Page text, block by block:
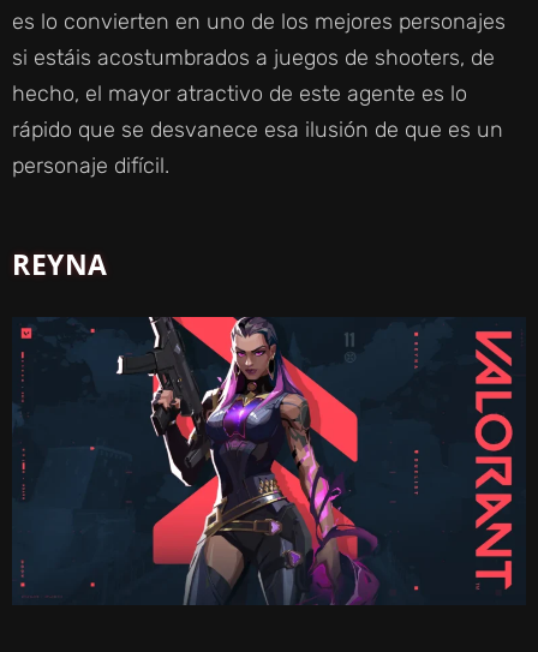
es lo convierten en uno de los mejores personajes
si estáis acostumbrados a juegos de shooters, de
hecho, el mayor atractivo de este agente es lo
rápido que se desvanece esa ilusión de que es un
personaje difícil.
REYNA